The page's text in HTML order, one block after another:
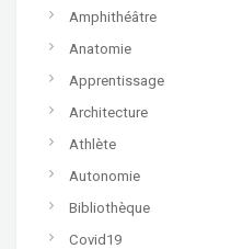
Amphithéâtre
Anatomie
Apprentissage
Architecture
Athlète
Autonomie
Bibliothèque
Covid19